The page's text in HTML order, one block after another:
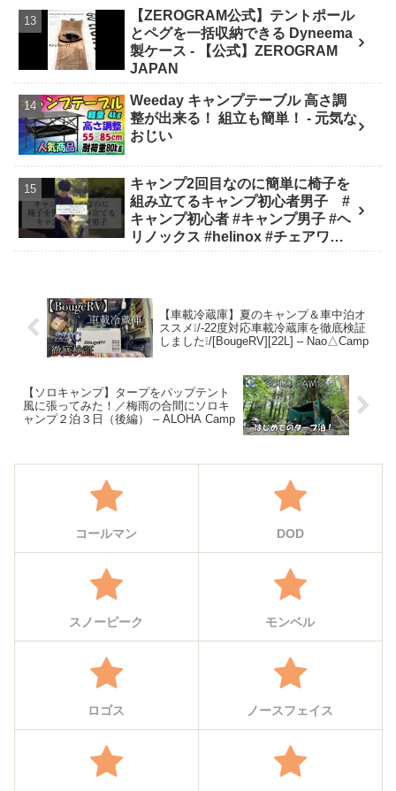
グ！
【ZEROGRAM公式】テントポール
とペグを一括収納できる Dyneema
製ケース - 【公式】ZEROGRAM
JAPAN
Weeday キャンプテーブル 高さ調
整が出来る！ 組立も簡単！ - 元気な
おじい
キャンプ2回目なのに簡単に椅子を
組み立てるキャンプ初心者男子 #
キャンプ初心者 #キャンプ男子 #ヘ
リノックス #helinox #チェアワン #
【車載冷蔵庫】夏のキャンプ＆車中泊オ
ススメ❕/-22度対応車載冷蔵庫を徹底検証
しました❕/[BougeRV][22L] – Nao△Camp
【ソロキャンプ】タープをパップテント
風に張ってみた！／梅雨の合間にソロキ
ャンプ２泊３日（後編） – ALOHA Camp
コールマン DOD
スノーピーク モンベル
ロゴス ノースフェイス